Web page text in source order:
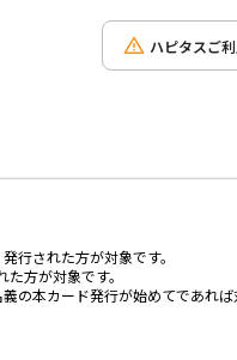
ハピタスご
行された方が対象です。
方が対象です。
の本カード発行が始めてであれば